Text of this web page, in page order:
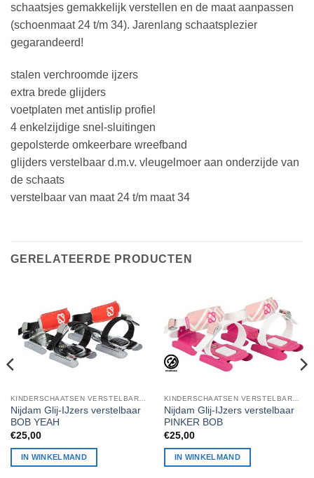
schaatsjes gemakkelijk verstellen en de maat aanpassen
(schoenmaat 24 t/m 34). Jarenlang schaatsplezier
gegarandeerd!
stalen verchroomde ijzers
extra brede glijders
voetplaten met antislip profiel
4 enkelzijdige snel-sluitingen
gepolsterde omkeerbare wreefband
glijders verstelbaar d.m.v. vleugelmoer aan onderzijde van
de schaats
verstelbaar van maat 24 t/m maat 34
GERELATEERDE PRODUCTEN
Nijdam Glij-IJzers verstelbaar
BOB YEAH
€25,00
IN WINKELMAND
Nijdam Glij-IJzers verstelbaar
PINKER BOB
€25,00
IN WINKELMAND